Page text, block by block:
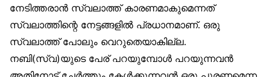
നേടിത്തരാൻ സ്വലാത്ത് കാരണമാകുമെന്നത്
സ്വലാത്തിന്റെ നേട്ടങ്ങളിൽ പ്രധാനമാണ്. ഒരു
സ്വലാത്ത് പോലും വെറുതെയാകില്ല.
നബി(സ്വ)യുടെ പേര് പറയുമ്പോൾ പറയുന്നവൻ